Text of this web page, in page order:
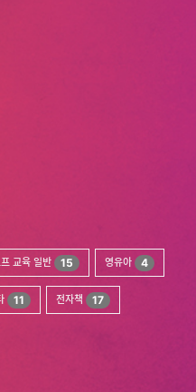
교육 일반 15 영유아 4
11 전자책 17